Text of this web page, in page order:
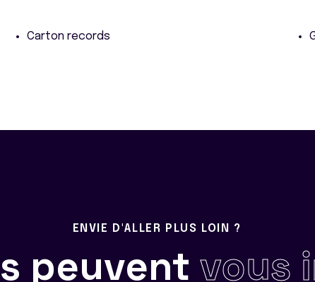
Carton records
ENVIE D'ALLER PLUS LOIN ?
peuvent vous